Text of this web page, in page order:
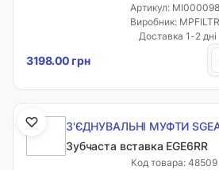
Артикул:
Виробник:
Доставка 1-2 дні
3198.00 грн
З'ЄДНУВАЛЬНІ МУФТИ SGEA,
Зубчаста вставка EGE6RR
Код товара: 48509